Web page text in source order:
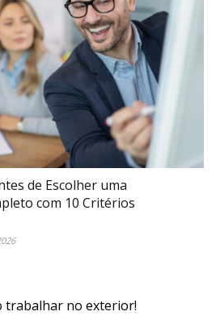
de Escolher uma
com 10 Critérios